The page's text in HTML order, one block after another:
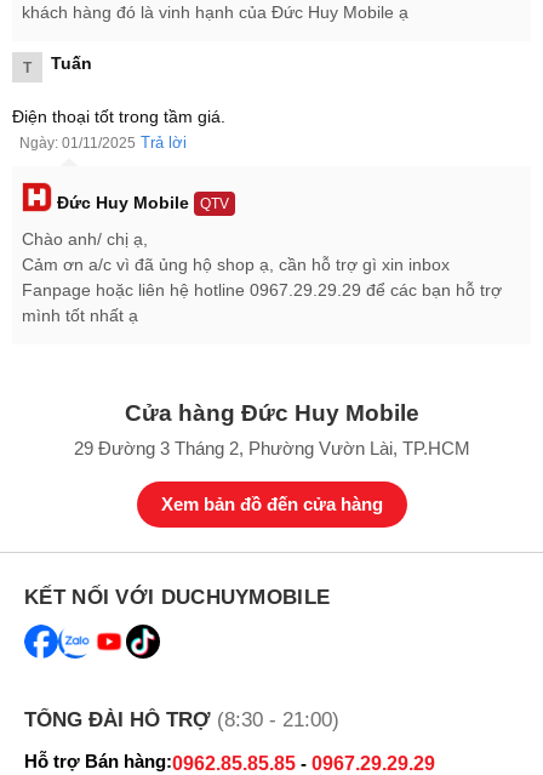
Redmi Note 14 Pro 5G giá bao nhiêu?
100% nguyên seal, phiên bản bộ nhớ là RAM 8GB, ROM 256GB.
Sản phẩm
Giá bán
Redmi Note 14 Pro 5G
Redmi Note 14 Pro 5G có giá cạnh tranh so với các đối thủ khác có
khách hàng đó là vinh hạnh của Đức Huy Mobile ạ
T Tuấn
Điện thoại tốt trong tầm giá.
Ngày: 01/11/2025 Trả lời
Đức Huy Mobile QTV
Chào anh/ chị ạ,
Cảm ơn a/c vì đã ủng hộ shop ạ, cần hỗ trợ gì xin inbox
Fanpage hoặc liên hệ hotline 0967.29.29.29 để các bạn hỗ trợ
mình tốt nhất ạ
Cửa hàng Đức Huy Mobile
29 Đường 3 Tháng 2, Phường Vườn Lài, TP.HCM
Xem bản đồ đến cửa hàng
KẾT NỐI VỚI DUCHUYMOBILE
TỔNG ĐÀI HỖ TRỢ (8:30 - 21:00)
Hỗ trợ Bán hàng:0962.85.85.85 - 0967.29.29.29